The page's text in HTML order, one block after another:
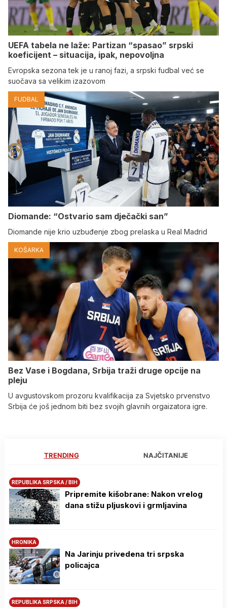
UEFA tabela ne laže: Partizan “spasao” srpski
koeficijent – situacija, ipak, nepovoljna
Evropska sezona tek je u ranoj fazi, a srpski fudbal već se
suočava sa velikim izazovom
FUDBAL
Diomande: “Ostvario sam dječački san”
Diomande nije krio uzbuđenje zbog prelaska u Real Madrid
KOŠARKA
Bez Vase i Bogdana, Srbija traži druge opcije na
pleju
U avgustovskom prozoru kvalifikacija za Svjetsko prvenstvo
Srbija će još jednom biti bez svojih glavnih orgaizatora igre.
TRENDING NAJČITANIJE
REPUBLIKA SRPSKA / BIH
Pripremite kišobrane: Nakon vrelog
dana stižu pljuskovi i grmljavina
HRONIKA
Na Јarinju privedena tri srpska
policajca
REPUBLIKA SRPSKA / BIH